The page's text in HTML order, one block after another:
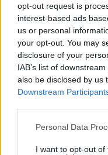
opt-out request is
interest-based ads
us or personal
your opt-out. You may
disclosure of your
IAB’s list of
also be disclosed by us
Downstream
Personal Data
I want to opt-out
37 annisopravvive un
senza ottenere una
terra battuta: Adrian
Nella giornata
opportunità per
confrontato con
ATP Roma 2026,